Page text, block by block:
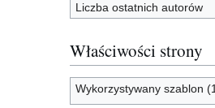
Liczba ostatnich autorów
Właściwości strony
Wykorzystywany szablon